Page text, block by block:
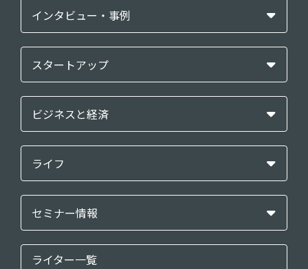
インタビュー・事例
スタートアップ
ビジネスと経済
ライフ
セミナー情報
ライター一覧